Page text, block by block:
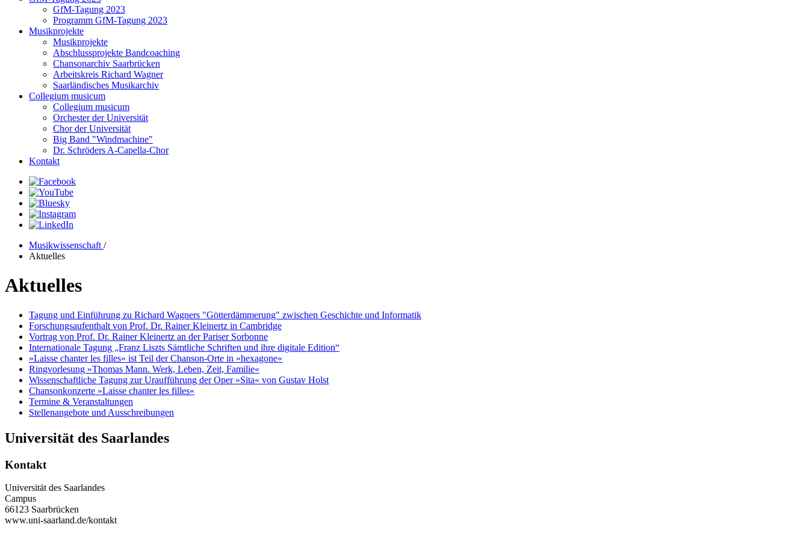
GfM-Tagung 2023
Programm GfM-Tagung 2023
Musikprojekte
Musikprojekte
Abschlussprojekte Bandcoaching
Chansonarchiv Saarbrücken
Arbeitskreis Richard Wagner
Saarländisches Musikarchiv
Collegium musicum
Collegium musicum
Orchester der Universität
Chor der Universität
Big Band "Windmachine"
Dr. Schröders A-Capella-Chor
Kontakt
Musikwissenschaft /
Aktuelles
Aktuelles
Tagung und Einführung zu Richard Wagners "Götterdämmerung" zwischen Geschichte und Informatik
Forschungsaufenthalt von Prof. Dr. Rainer Kleinertz in Cambridge
Vortrag von Prof. Dr. Rainer Kleinertz an der Pariser Sorbonne
Internationale Tagung „Franz Liszts Sämtliche Schriften und ihre digitale Edition“
»Laisse chanter les filles« ist Teil der Chanson-Orte in »hexagone«
Ringvorlesung »Thomas Mann. Werk, Leben, Zeit, Familie«
Wissenschaftliche Tagung zur Uraufführung der Oper »Sita« von Gustav Holst
Chansonkonzerte »Laisse chanter les filles«
Termine & Veranstaltungen
Stellenangebote und Ausschreibungen
Universität des Saarlandes
Kontakt
Universität des Saarlandes
Campus
66123 Saarbrücken
www.uni-saarland.de/kontakt